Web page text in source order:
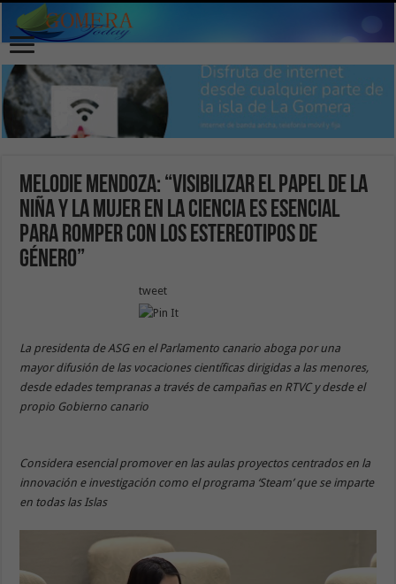
Melodie Mendoza: “Visibilizar el papel de la
niña y la mujer en la ciencia es esencial
para romper con los estereotipos de
género”
tweet
La presidenta de ASG en el Parlamento canario aboga por una
mayor difusión de las vocaciones científicas dirigidas a las menores,
desde edades tempranas a través de campañas en RTVC y desde el
propio Gobierno canario
Considera esencial promover en las aulas proyectos centrados en la
innovación e investigación como el programa ‘Steam’ que se imparte
en todas las Islas